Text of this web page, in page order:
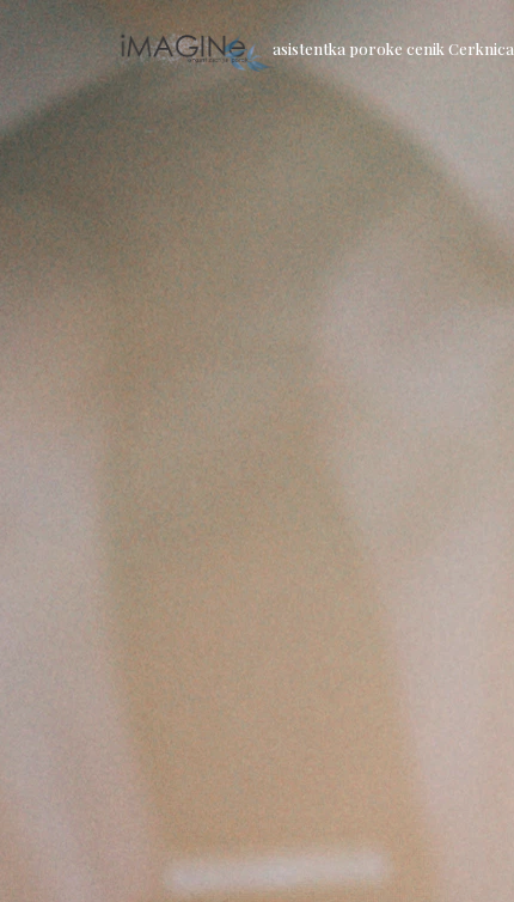
asistentka poroke cenik Cerknica